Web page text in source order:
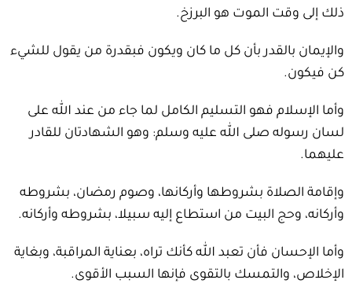
ذلك إلى وقت الموت هو البرزخ.
والإيمان بالقدر بأن كل ما كان ويكون فبقدرة من يقول للشيء
كن فيكون.
وأما الإسلام فهو التسليم الكامل لما جاء من عند الله على
لسان رسوله صلى الله عليه وسلم: وهو الشهادتان للقادر
عليهما.
وإقامة الصلاة بشروطها وأركانها، وصوم رمضان، بشروطه
وأركانه، وحج البيت من استطاع إليه سبيلا، بشروطه وأركانه.
وأما الإحسان فأن تعبد الله كأنك تراه، بعناية المراقبة، وبغاية
الإخلاص، والتمسك بالتقوى فإنها السبب الأقوى.